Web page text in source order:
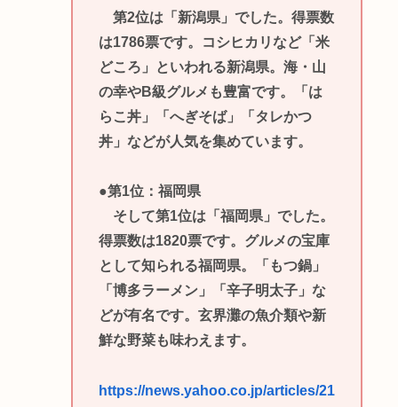
第2位は「新潟県」でした。得票数
は1786票です。コシヒカリなど「米
どころ」といわれる新潟県。海・山
の幸やB級グルメも豊富です。「は
らこ丼」「へぎそば」「タレかつ
丼」などが人気を集めています。
●第1位：福岡県
そして第1位は「福岡県」でした。
得票数は1820票です。グルメの宝庫
として知られる福岡県。「もつ鍋」
「博多ラーメン」「辛子明太子」な
どが有名です。玄界灘の魚介類や新
鮮な野菜も味わえます。
https://news.yahoo.co.jp/articles/21